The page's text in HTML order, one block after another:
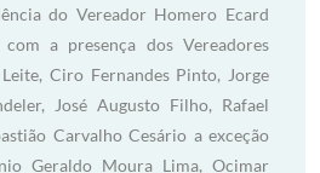
do Vereador Homero Ecard
a presença dos Vereadores
Ciro Fernandes Pinto, Jorge
José Augusto Filho, Rafael
Carvalho Cesário a exceção
Geraldo Moura Lima, Ocimar